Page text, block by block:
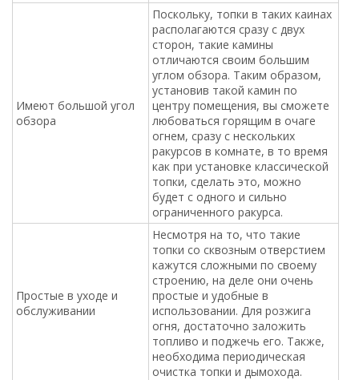
Имеют большой угол
обзора
Поскольку, топки в таких каинах
располагаются сразу с двух
сторон, такие камины
отличаются своим большим
углом обзора. Таким образом,
установив такой камин по
центру помещения, вы сможете
любоваться горящим в очаге
огнем, сразу с нескольких
ракурсов в комнате, в то время
как при установке классической
топки, сделать это, можно
будет с одного и сильно
ограниченного ракурса.
Простые в уходе и
обслуживании
Несмотря на то, что такие
топки со сквозным отверстием
кажутся сложными по своему
строению, на деле они очень
простые и удобные в
использовании. Для розжига
огня, достаточно заложить
топливо и поджечь его. Также,
необходима периодическая
очистка топки и дымохода.